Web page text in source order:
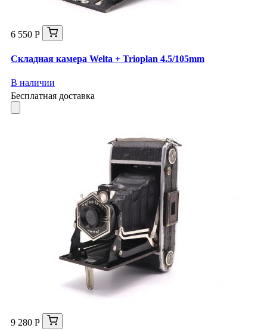
6 550 Р
Складная камера Welta + Trioplan 4.5/105mm
В наличии
Бесплатная доставка
9 280 Р